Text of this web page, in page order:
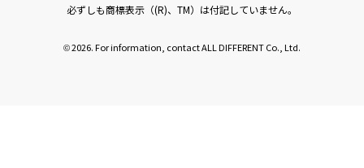
必ずしも商標表示（(R)、TM）は付記していません。
©2026. For information, contact ALL DIFFERENT Co., Ltd.